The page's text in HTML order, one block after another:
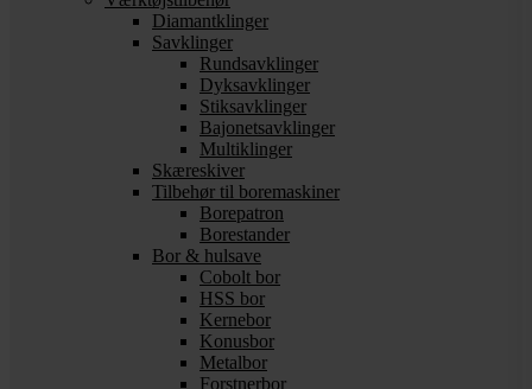
Diamantklinger
Savklinger
Rundsavklinger
Dyksavklinger
Stiksavklinger
Bajonetsavklinger
Multiklinger
Skæreskiver
Tilbehør til boremaskiner
Borepatron
Borestander
Bor & hulsave
Cobolt bor
HSS bor
Kernebor
Konusbor
Metalbor
Forstnerbor